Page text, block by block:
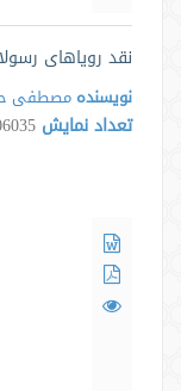
نقد رویاهای
نویسنده مصطفی
تعداد نمایش